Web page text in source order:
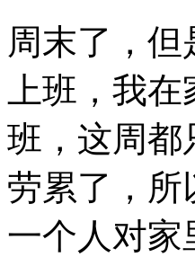
周末了，
上班，我
班，这周都
劳累了，所
一个人对家